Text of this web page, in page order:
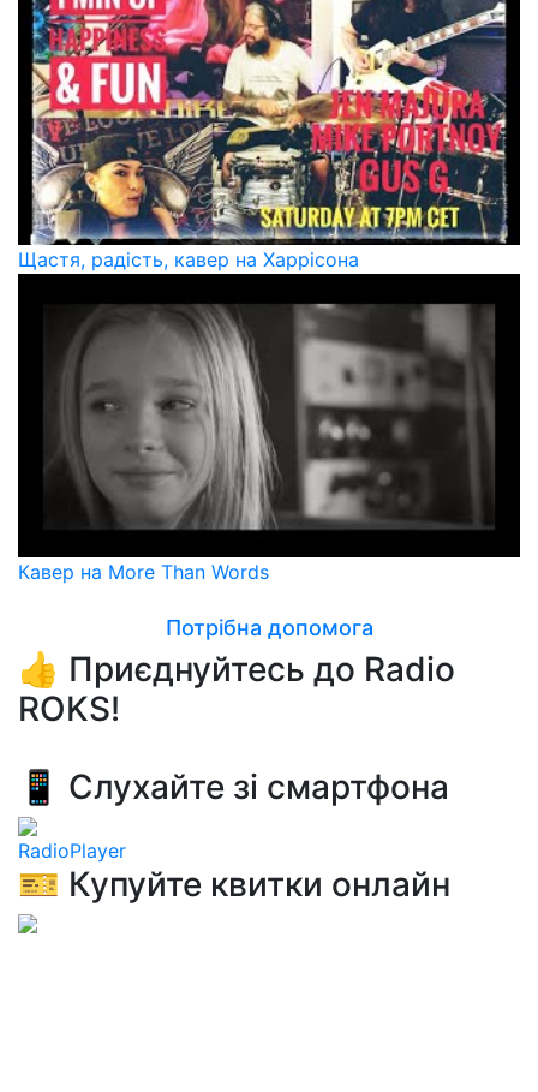
Щастя, радість, кавер на Харрісона
Кавер на More Than Words
Потрібна допомога
👍 Приєднуйтесь до Radio
ROKS!
📱 Слухайте зі смартфона
RadioPlayer
🎫 Купуйте квитки онлайн